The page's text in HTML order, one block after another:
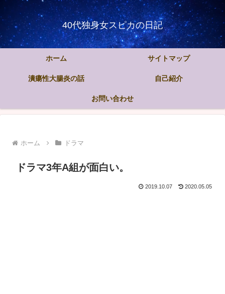
40代独身女スピカの日記
ホーム サイトマップ
潰瘍性大腸炎の話 自己紹介
お問い合わせ
ホーム ドラマ
ドラマ3年A組が面白い。
2019.10.07 2020.05.05